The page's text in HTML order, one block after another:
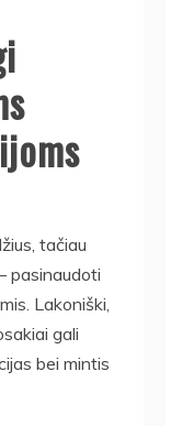
tačiau
pasinaudoti
Lakoniški,
gali
bei mintis